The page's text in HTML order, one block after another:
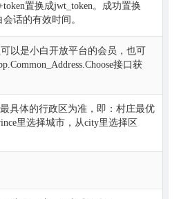
置换成jwt_token。成功置换
话的有效时间。
以是小白开放平台的会员，也可
接口获
具体的行政区为准，即：村庄最优
里选择城市，从city里选择区